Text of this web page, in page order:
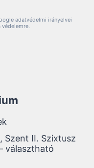
adatvédelmi irányelvei
Szent II. Szixtusz
választható